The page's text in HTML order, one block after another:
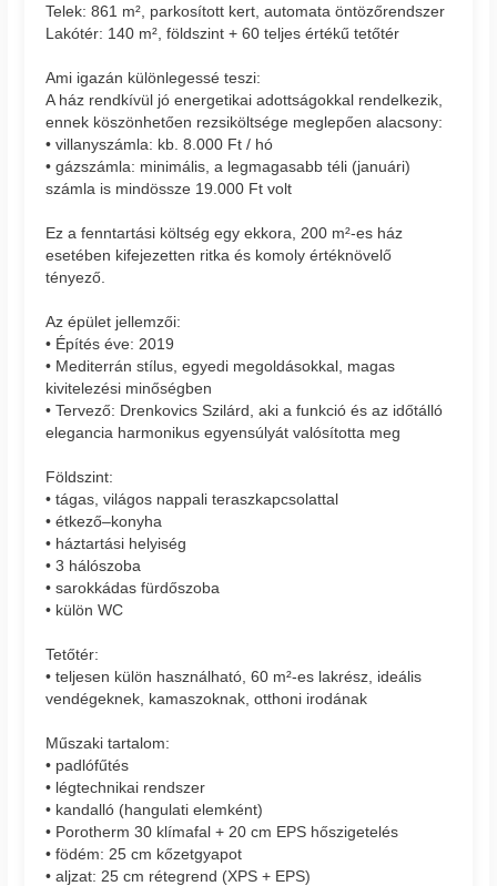
Telek: 861 m², parkosított kert, automata öntözőrendszer
Lakótér: 140 m², földszint + 60 teljes értékű tetőtér
Ami igazán különlegessé teszi:
A ház rendkívül jó energetikai adottságokkal rendelkezik,
ennek köszönhetően rezsiköltsége meglepően alacsony:
• villanyszámla: kb. 8.000 Ft / hó
• gázszámla: minimális, a legmagasabb téli (januári)
számla is mindössze 19.000 Ft volt
Ez a fenntartási költség egy ekkora, 200 m²-es ház
esetében kifejezetten ritka és komoly értéknövelő
tényező.
Az épület jellemzői:
• Építés éve: 2019
• Mediterrán stílus, egyedi megoldásokkal, magas
kivitelezési minőségben
• Tervező: Drenkovics Szilárd, aki a funkció és az időtálló
elegancia harmonikus egyensúlyát valósította meg
Földszint:
• tágas, világos nappali teraszkapcsolattal
• étkező–konyha
• háztartási helyiség
• 3 hálószoba
• sarokkádas fürdőszoba
• külön WC
Tetőtér:
• teljesen külön használható, 60 m²-es lakrész, ideális
vendégeknek, kamaszoknak, otthoni irodának
Műszaki tartalom:
• padlófűtés
• légtechnikai rendszer
• kandalló (hangulati elemként)
• Porotherm 30 klímafal + 20 cm EPS hőszigetelés
• födém: 25 cm kőzetgyapot
• aljzat: 25 cm rétegrend (XPS + EPS)